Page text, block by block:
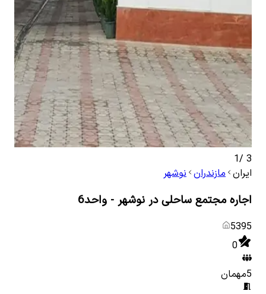
3
/
1
ایران مازندران نوشهر
اجاره مجتمع ساحلی در نوشهر - واحد6
5395
0
5مهمان